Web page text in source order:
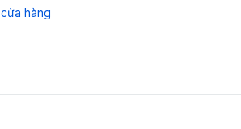
cửa hàng